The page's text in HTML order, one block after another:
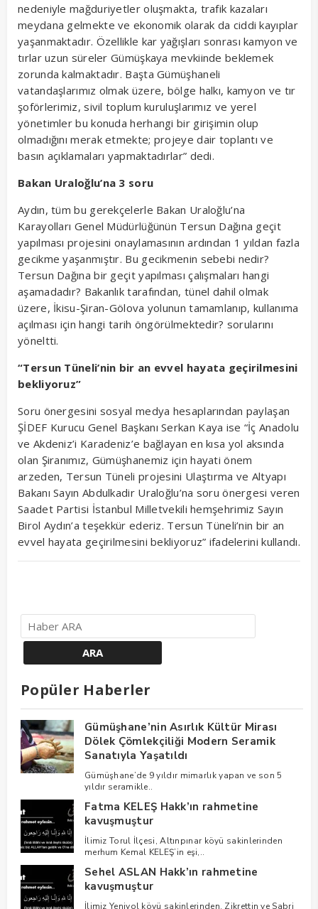
nedeniyle mağduriyetler oluşmakta, trafik kazaları
meydana gelmekte ve ekonomik olarak da ciddi kayıplar
yaşanmaktadır. Özellikle kar yağışları sonrası kamyon ve
tırlar uzun süreler Gümüşkaya mevkiinde beklemek
zorunda kalmaktadır. Başta Gümüşhaneli
vatandaşlarımız olmak üzere, bölge halkı, kamyon ve tır
şoförlerimiz, sivil toplum kuruluşlarımız ve yerel
yönetimler bu konuda herhangi bir girişimin olup
olmadığını merak etmekte; projeye dair toplantı ve
basın açıklamaları yapmaktadırlar” dedi.
Bakan Uraloğlu’na 3 soru
Aydın, tüm bu gerekçelerle Bakan Uraloğlu’na
Karayolları Genel Müdürlüğünün Tersun Dağına geçit
yapılması projesini onaylamasının ardından 1 yıldan fazla
gecikme yaşanmıştır. Bu gecikmenin sebebi nedir?
Tersun Dağına bir geçit yapılması çalışmaları hangi
aşamadadır? Bakanlık tarafından, tünel dahil olmak
üzere, İkisu-Şiran-Gölova yolunun tamamlanıp, kullanıma
açılması için hangi tarih öngörülmektedir? sorularını
yöneltti.
“Tersun Tüneli’nin bir an evvel hayata geçirilmesini
bekliyoruz”
Soru önergesini sosyal medya hesaplarından paylaşan
ŞİDEF Kurucu Genel Başkanı Serkan Kaya ise “İç Anadolu
ve Akdeniz’i Karadeniz’e bağlayan en kısa yol aksında
olan Şiranımız, Gümüşhanemiz için hayati önem
arzeden, Tersun Tüneli projesini Ulaştırma ve Altyapı
Bakanı Sayın Abdulkadir Uraloğlu’na soru önergesi veren
Saadet Partisi İstanbul Milletvekili hemşehrimiz Sayın
Birol Aydın’a teşekkür ederiz. Tersun Tüneli’nin bir an
evvel hayata geçirilmesini bekliyoruz” ifadelerini kullandı.
Popüler Haberler
Gümüşhane’nin Asırlık Kültür Mirası
Dölek Çömlekçiliği Modern Seramik
Sanatıyla Yaşatıldı
Gümüşhane’de 9 yıldır mimarlık yapan ve son 5
yıldır seramikle..
Fatma KELEŞ Hakk’ın rahmetine
kavuşmuştur
İlimiz Torul İlçesi, Altınpınar köyü sakinlerinden
merhum Kemal KELEŞ’in eşi,..
Sehel ASLAN Hakk’ın rahmetine
kavuşmuştur
İlimiz Yeniyol köyü sakinlerinden, Zikrettin ve Sabri